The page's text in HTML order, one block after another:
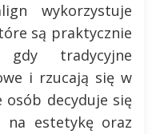
wykorzystuje
są praktycznie
gdy tradycyjne
i rzucają się w
osób decyduje się
na estetykę oraz